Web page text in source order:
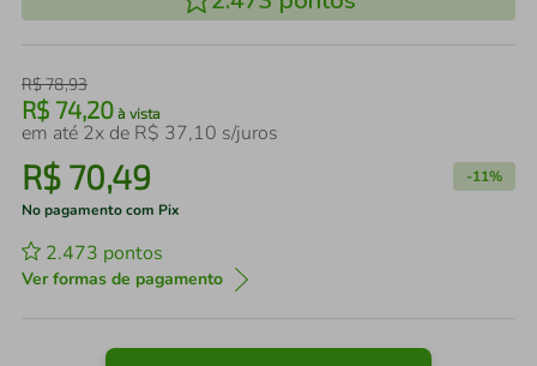
R$78,93
R$ 74,20 à vista
em até 2x de R$ 37,10 s/juros
R$ 70,49 -11%
No pagamento com Pix
2.473 pontos
Ver formas de pagamento